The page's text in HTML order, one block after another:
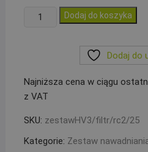
ilość
3
sekcje:
kolektor
filtrem
Dodaj do koszyka
Dodaj do
Najniższa cena w ciągu
z VAT
SKU: zestawHV3/filtr/rc2/25
Kategorie: Zestaw